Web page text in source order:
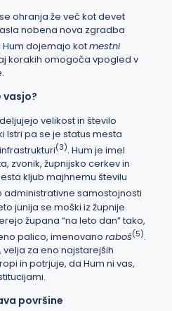
ohranja že več kot devet
nobena nova zgradba
Hum dojemajo kotmestni
korakih omogoča vpogled v
vasjo?
velikost in število
Istri pa se je status mesta
(3). Hum je imel
zvonik, župnijsko cerkev in
kljub majhnemu številu
administrativne samostojnosti
junija se moški iz župnije
župana “na leto dan” tako,
palico, imenovano raboš(5).
velja za eno najstarejših
in potrjuje, da Hum ni vas,
površine